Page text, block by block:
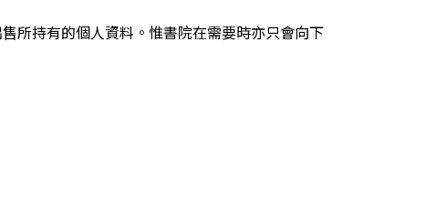
所持有的個人資料。惟書院在需要時亦只會向下